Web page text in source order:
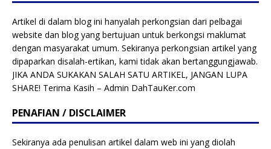
Artikel di dalam blog ini hanyalah perkongsian dari pelbagai
website dan blog yang bertujuan untuk berkongsi maklumat
dengan masyarakat umum. Sekiranya perkongsian artikel yang
dipaparkan disalah-ertikan, kami tidak akan bertanggungjawab.
JIKA ANDA SUKAKAN SALAH SATU ARTIKEL, JANGAN LUPA
SHARE! Terima Kasih – Admin DahTauKer.com
PENAFIAN / DISCLAIMER
Sekiranya ada penulisan artikel dalam web ini yang diolah